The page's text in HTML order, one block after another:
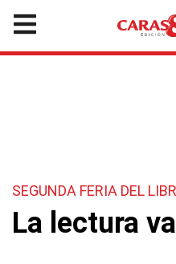
SEGUNDA FERIA DEL
La lectura